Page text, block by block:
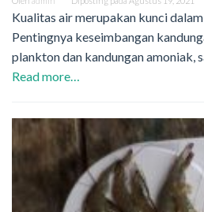
Kualitas air merupakan kunci
Pentingnya keseimbangan
plankton dan kandungan amoniak,
Read more…